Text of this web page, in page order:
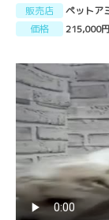
販売店
ペットア
価格
215,000円